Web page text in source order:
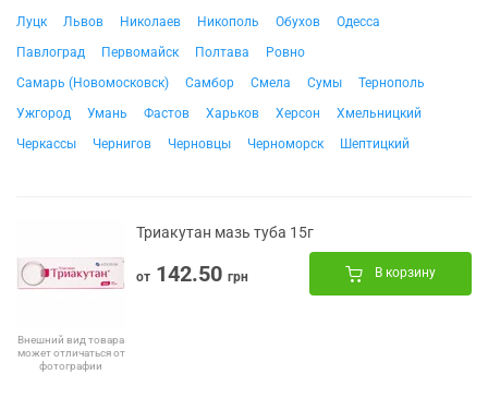
Луцк
Львов Николаев Никополь Обухов
Одесса
Павлоград
Первомайск Полтава
Ровно
Самарь (Новомосковск)
Самбор Смела Сумы
Тернополь
Ужгород
Умань Фастов Харьков Херсон
Хмельницкий
Черкассы
Чернигов Черновцы Черноморск Шептицкий
Внешний вид товара
может отличаться от
фотографии
Триакутан мазь туба 15г
от 142.50 грн В корзину